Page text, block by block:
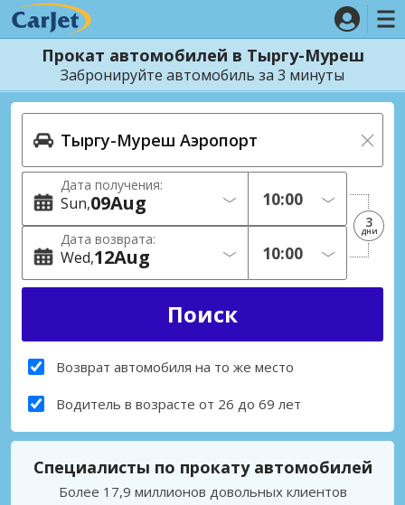
Прокат автомобилей в Тыргу-Муреш
Забронируйте автомобиль за 3 минуты
Дата получения:
Sun 09Aug
Дата возврата:
Wed 12Aug
3
дни
Возврат автомобиля на то же место
Водитель в возрасте от 26 до 69 лет
Специалисты по прокату автомобилей
Более 17,9 миллионов довольных клиентов